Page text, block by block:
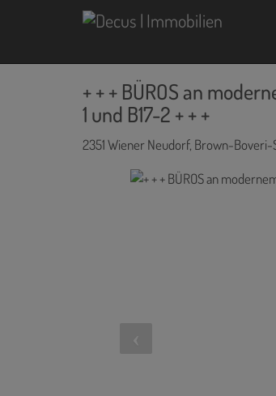
+ + + BÜROS an
1 und B17-2 + + +
2351 Wiener Neudorf, Brown-Boveri-